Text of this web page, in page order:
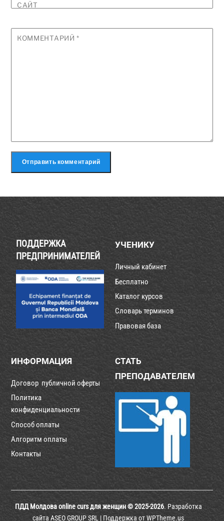
САЙТ
КОММЕНТАРИЙ *
ПОДДЕРЖКА
ПРЕДПРИНИМАТЕЛЕЙ
УЧЕНИКУ
Личный кабинет
Бесплатно
Каталог курсов
Словарь терминов
Правовая база
ИНФОРМАЦИЯ
Договор публичной оферты
Политика
конфиденциальности
Способ оплаты
Алгоритм оплаты
Контакты
СТАТЬ
ПРЕПОДАВАТЕЛЕМ
ПДД Молдова online curs для женщин © 2025-2026. Разработка
сайтаASEO GROUP SRL | Поддержка отWPTheme.us